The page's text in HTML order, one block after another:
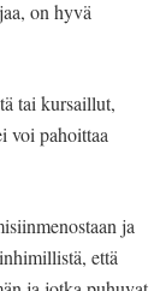
on hyvä
tai kursaillut,
voi pahoittaa
ja
että